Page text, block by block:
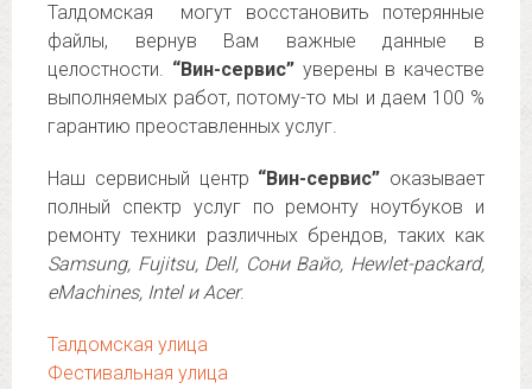
Талдомская могут восстановить потерянные
файлы, вернув Вам важные данные в
целостности. “Вин-сервис”уверены в качестве
выполняемых работ, потому-то мы и даем 100 %
гарантию преоставленных услуг.
Наш сервисный центр “Вин-сервис” оказывает
полный спектр услуг по ремонту ноутбуков и
ремонту техники различных брендов, таких как
Samsung, Fujitsu, Dell, Сони Вайо, Hewlet-packard,
eMachines, Intel и Acer.
Талдомская улица
Фестивальная улица